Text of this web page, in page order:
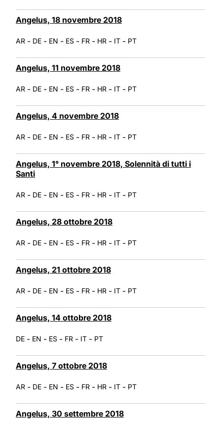
Angelus, 18 novembre 2018
AR - DE - EN - ES - FR - HR - IT - PT
Angelus, 11 novembre 2018
AR - DE - EN - ES - FR - HR - IT - PT
Angelus, 4 novembre 2018
AR - DE - EN - ES - FR - HR - IT - PT
Angelus, 1° novembre 2018, Solennità di tutti i
Santi
AR - DE - EN - ES - FR - HR - IT - PT
Angelus, 28 ottobre 2018
AR - DE - EN - ES - FR - HR - IT - PT
Angelus, 21 ottobre 2018
AR - DE - EN - ES - FR - HR - IT - PT
Angelus, 14 ottobre 2018
DE - EN - ES - FR - IT - PT
Angelus, 7 ottobre 2018
AR - DE - EN - ES - FR - HR - IT - PT
Angelus, 30 settembre 2018